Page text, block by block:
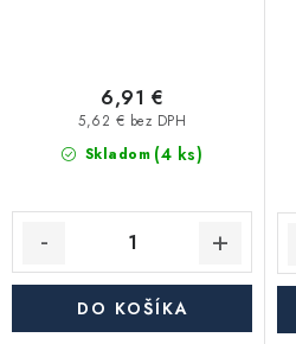
Skladom (4 ks)
5,62 € bez DPH
6,91 €
DO KOŠÍKA